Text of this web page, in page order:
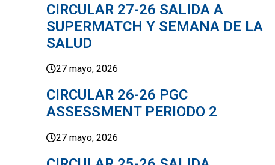
CIRCULAR 27-26 SALIDA A
SUPERMATCH Y SEMANA DE LA
SALUD
27 mayo, 2026
CIRCULAR 26-26 PGC
ASSESSMENT PERIODO 2
27 mayo, 2026